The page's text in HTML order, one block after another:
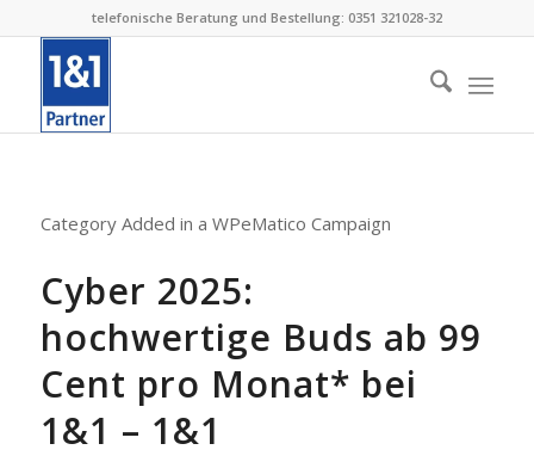
telefonische Beratung und Bestellung: 0351 321028-32
Category Added in a WPeMatico Campaign
Cyber 2025:
hochwertige Buds ab 99
Cent pro Monat* bei
1&1 – 1&1